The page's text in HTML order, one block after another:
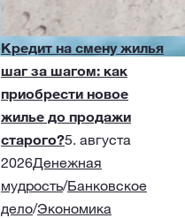
Кредит на смену жилья
шаг за шагом: как
приобрести новое
жилье до продажи
старого?5. августа
2026Денежная
мудрость/Банковское
дело/Экономика